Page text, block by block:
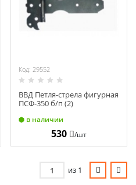
Код: 29552
ВВД Петля-стрела фигурная
ПСФ-350 б/п (2)
в наличии
530 /шт
из 1